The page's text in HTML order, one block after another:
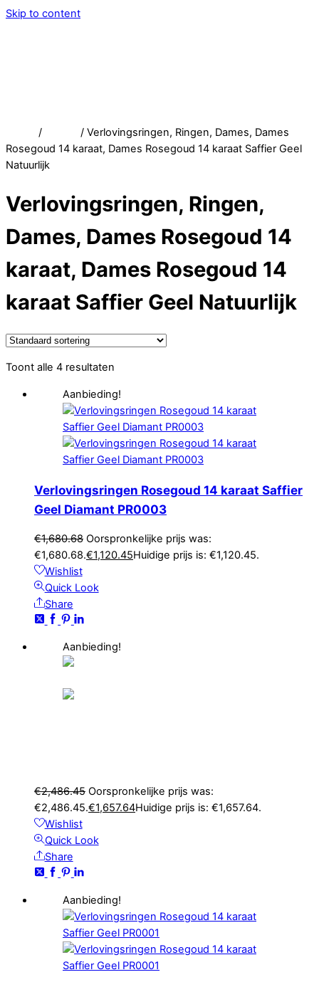
Skip to content
/
/ Verlovingsringen, Ringen, Dames, Dames
Rosegoud 14 karaat, Dames Rosegoud 14 karaat Saffier Geel
Natuurlijk
Verlovingsringen, Ringen,
Dames, Dames Rosegoud 14
karaat, Dames Rosegoud 14
karaat Saffier Geel Natuurlijk
Toont alle 4 resultaten
Aanbieding!
Verlovingsringen Rosegoud 14 karaat Saffier
Geel Diamant PR0003
€1,680.68 Oorspronkelijke prijs was:
€1,680.68.€1,120.45Huidige prijs is: €1,120.45.
Wishlist
Quick Look
Share
Aanbieding!
€2,486.45 Oorspronkelijke prijs was:
€2,486.45.€1,657.64Huidige prijs is: €1,657.64.
Wishlist
Quick Look
Share
Aanbieding!